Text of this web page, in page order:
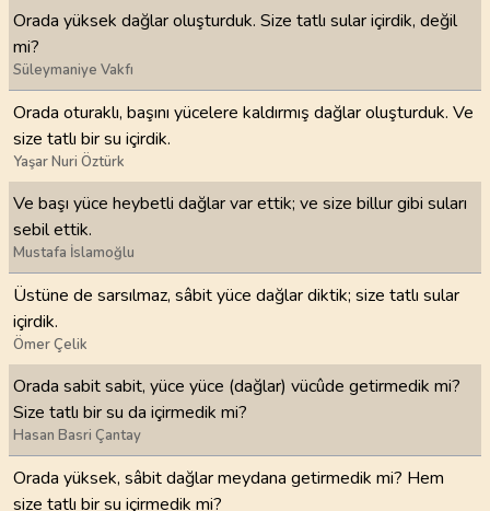
Orada yüksek dağlar oluşturduk. Size tatlı sular içirdik, değil
mi?
Süleymaniye Vakfı
Orada oturaklı, başını yücelere kaldırmış dağlar oluşturduk. Ve
size tatlı bir su içirdik.
Yaşar Nuri Öztürk
Ve başı yüce heybetli dağlar var ettik; ve size billur gibi suları
sebil ettik.
Mustafa İslamoğlu
Üstüne de sarsılmaz, sâbit yüce dağlar diktik; size tatlı sular
içirdik.
Ömer Çelik
Orada sabit sabit, yüce yüce (dağlar) vücûde getirmedik mi?
Size tatlı bir su da içirmedik mi?
Hasan Basri Çantay
Orada yüksek, sâbit dağlar meydana getirmedik mi? Hem
size tatlı bir su içirmedik mi?